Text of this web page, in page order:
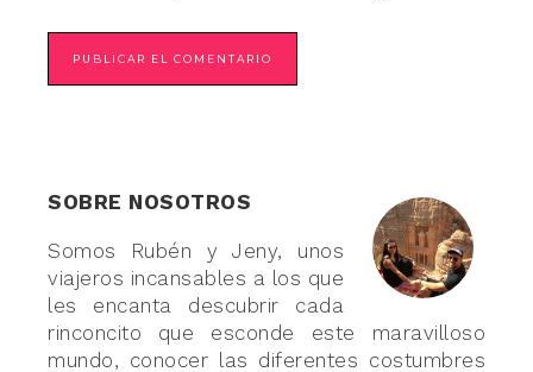
SOBRE NOSOTROS
Somos Rubén y Jeny, unos
viajeros incansables a los que
les encanta descubrir cada
rinconcito que esconde este maravilloso
mundo, conocer las diferentes costumbres